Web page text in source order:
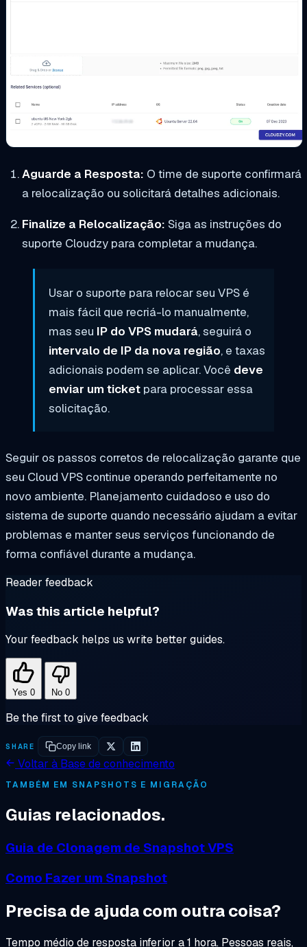
Aguarde a Resposta: O time de suporte confirmará
a relocalização ou solicitará detalhes adicionais.
Finalize a Relocalização: Siga as instruções do
suporte Cloudzy para completar a mudança.
Usar o suporte para relocar seu VPS é
mais fácil que recriá-lo manualmente,
mas seu IP do VPS mudará, seguirá o
intervalo de IP da nova região, e taxas
adicionais podem se aplicar. Você deve
enviar um ticket para processar essa
solicitação.
Seguir os passos corretos de relocalização garante que
seu Cloud VPS continue operando perfeitamente no
novo ambiente. Planejamento cuidadoso e uso do
sistema de suporte quando necessário ajudam a evitar
problemas e manter seus serviços funcionando de
forma confiável durante a mudança.
Reader feedback
Was this article helpful?
Your feedback helps us write better guides.
Yes 0 No 0
Be the first to give feedback
SHARE Copy link
Voltar à Base de conhecimento
TAMBÉM EM SNAPSHOTS E MIGRAÇÃO
Guias relacionados.
Guia de Clonagem de Snapshot VPS
Como Fazer um Snapshot
Precisa de ajuda com outra coisa?
Tempo médio de resposta inferior a 1 hora. Pessoas reais,